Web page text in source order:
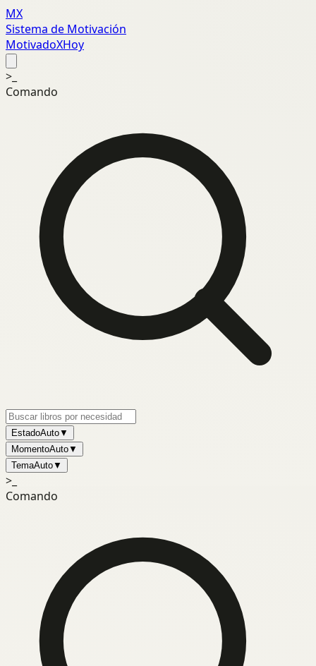
MX
Sistema de Motivación
MotivadoXHoy
>_
Comando
EstadoAuto▼
MomentoAuto▼
TemaAuto▼
>_
Comando